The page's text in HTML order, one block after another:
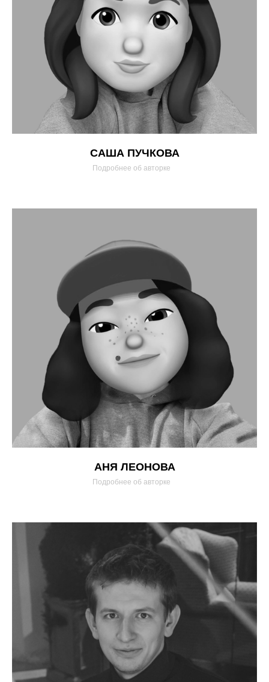
САША ПУЧКОВА
Подробнее об авторке
АНЯ ЛЕОНОВА
Подробнее об авторке